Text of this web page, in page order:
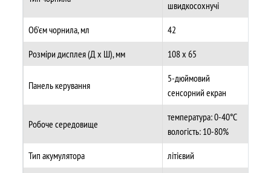
швидкосохнучі
Об'єм чорнила, мл
42
Розміри дисплея (Д х Ш), мм
108 х 65
Панель керування
5-дюймовий
сенсорний екран
Робоче середовище
температура: 0-40°C
вологість: 10-80%
Тип акумулятора
літієвий